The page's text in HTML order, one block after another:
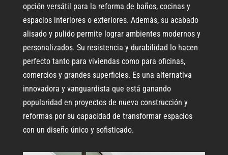
opción versátil para la reforma de baños, cocinas y
espacios interiores o exteriores. Además, su acabado
alisado y pulido permite lograr ambientes modernos y
personalizados. Su resistencia y durabilidad lo hacen
perfecto tanto para viviendas como para oficinas,
comercios y grandes superficies. Es una alternativa
innovadora y vanguardista que está ganando
popularidad en proyectos de nueva construcción y
reformas por su capacidad de transformar espacios
con un diseño único y sofisticado.